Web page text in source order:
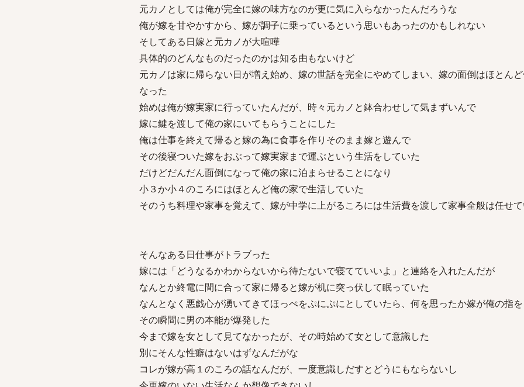
元カノとしては俺が完全に嫁の味方なのが更に気に入らなかったんだろうな
俺が嫁を甘やかすから、嫁が調子に乗っているという思いもあったのかもしれない
そしてある日嫁と元カノが大喧嘩
具体的のどんなものだったのかは知る由もないけど
元カノは家に帰らない日が増え始め、嫁の世話を完全にやめてしまい、嫁の面倒はほとん
なった
始めは俺が嫁実家に行っていたんだが、時々元カノと鉢合わせして気まずいんで
嫁に鍵を渡して俺の家にいてもらうことにした
俺は仕事を終えて帰ると嫁の為に食事を作りそのまま嫁と遊んで
その後寝ついた嫁をおぶって嫁実家まで運ぶという生活をしていた
だけどだんだん面倒になって俺の家に泊まらせることになり
小３か小４のころにはほとんど俺の家で生活していた
そのうち料理や家事を覚えて、嫁が中学に上がるころには生活費を渡して家事全般は任せ
そんなある日仕事がトラブった
嫁には「どうなるかわからないから待たないで寝てていいよ」と連絡を入れたんだが
なんとか終電に間に合って家に帰ると嫁が机に突っ伏して眠っていた
なんとなく悪戯心が湧いてきてほっぺをぷにぷにとしていたら、何を思ったか嫁が俺の指
その瞬間に男の本能が爆発した
今まで嫁を女として見てなかったが、その時始めて女として意識した
別にそんな性癖はないはずなんだがな
コレが嫁が高１のころの話なんだが、一度意識しだすとどうにもならないし